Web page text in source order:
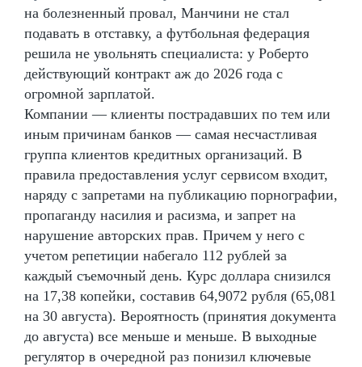
на болезненный провал, Манчини не стал
подавать в отставку, а футбольная федерация
решила не увольнять специалиста: у Роберто
действующий контракт аж до 2026 года с
огромной зарплатой.
Компании — клиенты пострадавших по тем или
иным причинам банков — самая несчастливая
группа клиентов кредитных организаций. В
правила предоставления услуг сервисом входит,
наряду с запретами на публикацию порнографии,
пропаганду насилия и расизма, и запрет на
нарушение авторских прав. Причем у него с
учетом репетиции набегало 112 рублей за
каждый съемочный день. Курс доллара снизился
на 17,38 копейки, составив 64,9072 рубля (65,081
на 30 августа). Вероятность (принятия документа
до августа) все меньше и меньше. В выходные
регулятор в очередной раз понизил ключевые